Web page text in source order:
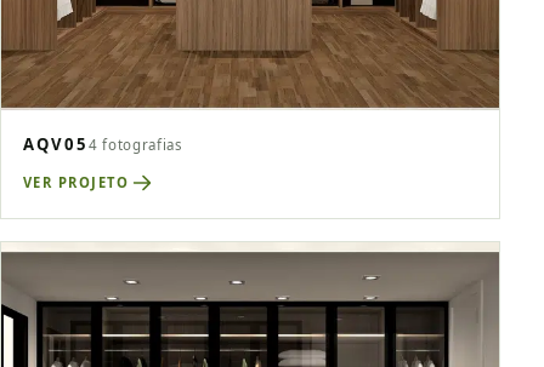
AQV05 4 fotografias
VER PROJETO